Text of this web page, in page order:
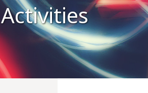
Activities